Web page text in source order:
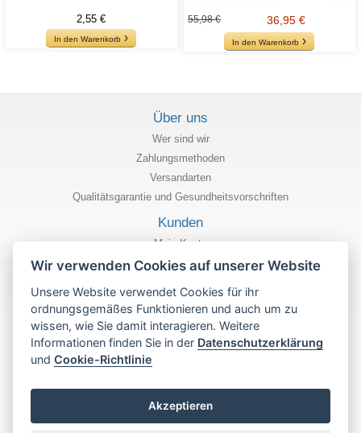
2,55 €
In den Warenkorb
55,98 € 36,95 €
In den Warenkorb
Über uns
Wer sind wir
Zahlungsmethoden
Versandarten
Qualitätsgarantie und Gesundheitsvorschriften
Kunden
Mein Konto
Stand meiner Bestellung
Informationen
Datenschutzrichtlinie
Geschäfts und Nutzungsbedingungen
Cookies-Richtlinien
Wir verwenden Cookies auf unserer Website
Unsere Website verwendet Cookies für ihr
ordnungsgemäßes Funktionieren und auch um zu
wissen, wie Sie damit interagieren. Weitere
Informationen finden Sie in der Datenschutzerklärung
undCookie-Richtlinie
Akzeptieren